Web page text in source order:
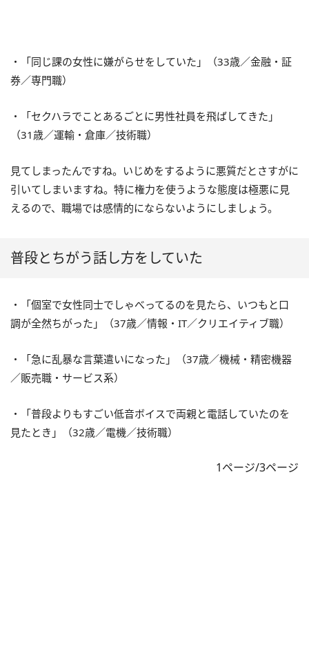
・「同じ課の女性に嫌がらせをしていた」（33歳／金融・証
券／専門職）
・「セクハラでことあるごとに男性社員を飛ばしてきた」
（31歳／運輸・倉庫／技術職）
見てしまったんですね。いじめをするように悪質だとさすがに
引いてしまいますね。特に権力を使うような態度は極悪に見
えるので、職場では感情的にならないようにしましょう。
普段とちがう話し方をしていた
・「個室で女性同士でしゃべってるのを見たら、いつもと口
調が全然ちがった」（37歳／情報・IT／クリエイティブ職）
・「急に乱暴な言葉遣いになった」（37歳／機械・精密機器
／販売職・サービス系）
・「普段よりもすごい低音ボイスで両親と電話していたのを
見たとき」（32歳／電機／技術職）
1ページ/3ページ